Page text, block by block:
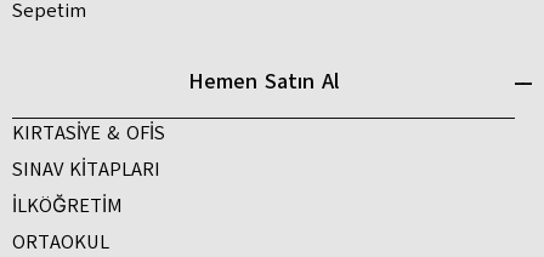
Sepetim
Hemen Satın Al
KIRTASİYE & OFİS
SINAV KİTAPLARI
İLKÖĞRETİM
ORTAOKUL